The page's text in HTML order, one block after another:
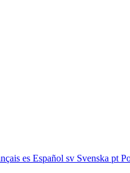
es Español sv Svenska pt